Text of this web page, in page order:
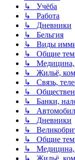
↳ Учёба
↳ Работа
↳ Дневники
↳ Бельгия
↳ Виды
↳ Общие
↳ Медицина,
↳ Жильё,
↳ Связь,
↳
↳ Банки,
↳
↳ Дневники
↳
↳ Общие
↳ Медицина,
↳ Жильё,